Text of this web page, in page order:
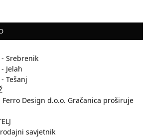
Srebrenik
Jelah
Tešanj
Ferro Design d.o.o. Gračanica proširuje
savjetnik